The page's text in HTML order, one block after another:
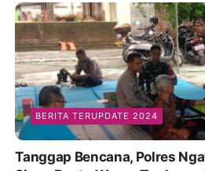
BERITA TERUPDATE 2024
Tanggap Bencana, Polres